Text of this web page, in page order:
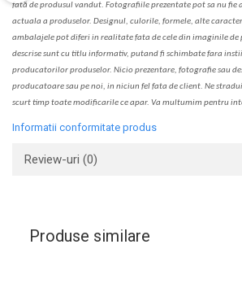
fată de produsul vandut. Fotografiile prezentate pot sa nu fie
actuala a produselor. Designul, culorile, formele, alte
ambalajele pot diferi in realitate fata de cele din imaginile de
descrise sunt cu titlu informativ, putand fi schimbate fara inst
producatorilor produselor. Nicio prezentare, fotografie sau
producatoare sau pe noi, in niciun fel fata de client. Ne stra
scurt timp toate modificarile ce apar. Va multumim pentru int
Informatii conformitate produs
Review-uri (0)
Produse similare